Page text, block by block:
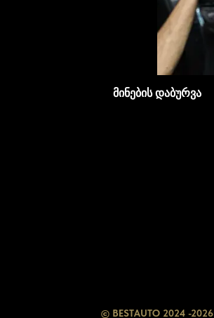
მინების დაბურვა
© BESTAUTO 2024 -2026